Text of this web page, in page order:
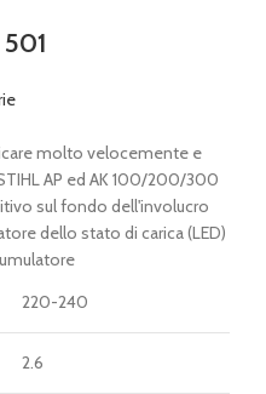
molto velocemente e
AP ed AK 100/200/300
sul fondo dell'involucro
dello stato di carica (LED)
220-240
2.6